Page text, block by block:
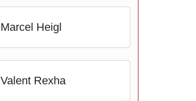
Marcel Heigl
Valent Rexha